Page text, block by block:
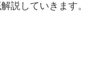
説していきます。